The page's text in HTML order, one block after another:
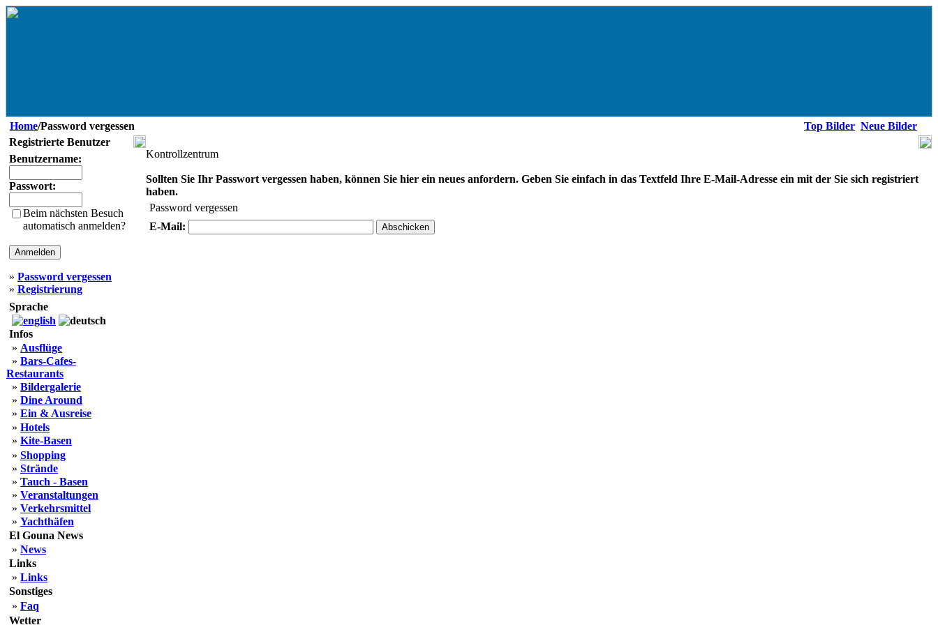
Home/Password vergessen Top Bilder Neue Bilder
Registrierte Benutzer
Benutzername:
Passwort:
Beim nächsten Besuch
automatisch anmelden?
» Password vergessen
» Registrierung
Sprache
Infos
» Ausflüge
» Bars-Cafes-
Restaurants
» Bildergalerie
» Dine Around
» Ein & Ausreise
» Hotels
» Kite-Basen
» Shopping
» Strände
» Tauch - Basen
» Veranstaltungen
» Verkehrsmittel
» Yachthäfen
El Gouna News
» News
Links
» Links
Sonstiges
» Faq
Wetter
Kontrollzentrum
Sollten Sie Ihr Passwort vergessen haben, können Sie hier ein neues anfordern. Geben Sie einfach in das Textfeld Ihre E-Mail-Adresse ein mit der Sie sich registriert
haben.
Password vergessen
E-Mail: